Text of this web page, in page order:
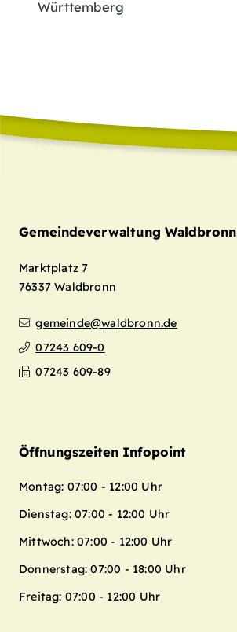
Württemberg
Gemeindeverwaltung Waldbronn
Marktplatz 7
76337 Waldbronn
gemeinde@waldbronn.de
07243 609-0
07243 609-89
Öffnungszeiten Infopoint
Montag: 07:00 - 12:00 Uhr
Dienstag: 07:00 - 12:00 Uhr
Mittwoch: 07:00 - 12:00 Uhr
Donnerstag: 07:00 - 18:00 Uhr
Freitag: 07:00 - 12:00 Uhr